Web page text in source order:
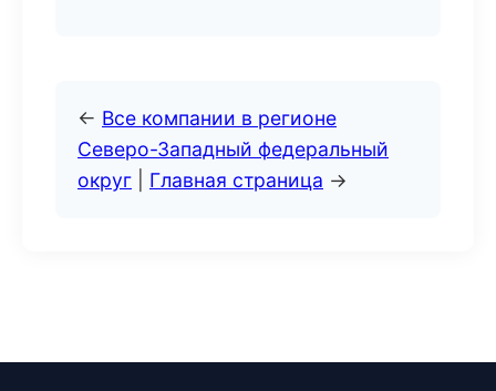
← Все компании в регионе
Северо-Западный федеральный
округ
Главная страница →